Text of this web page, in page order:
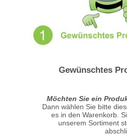
Gewünschtes
Möchten Sie ein
Dann wählen Sie bitte
es in den Warenkorb.
unserem Sortiment